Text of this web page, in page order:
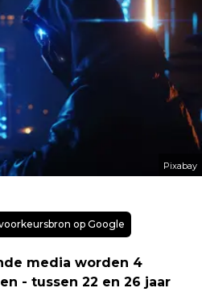
Pixabay
op Google
media worden 4
- tussen 22 en 26 jaar